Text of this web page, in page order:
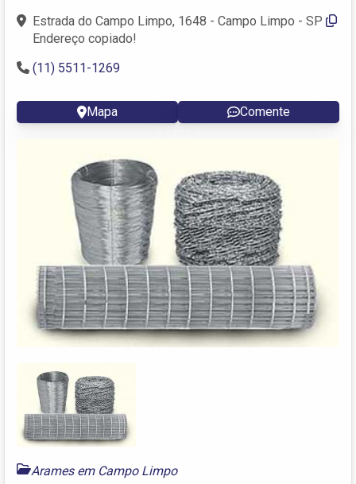
Estrada do Campo Limpo, 1648 - Campo Limpo - SP
Endereço copiado!
(11) 5511-1269
Mapa Comente
Arames em Campo Limpo